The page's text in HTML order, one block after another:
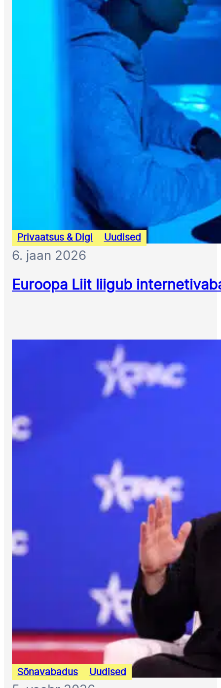
Privaatsus & Digi Uudised
6. jaan 2026
Euroopa Liit liigub
Sõnavabadus Uudised